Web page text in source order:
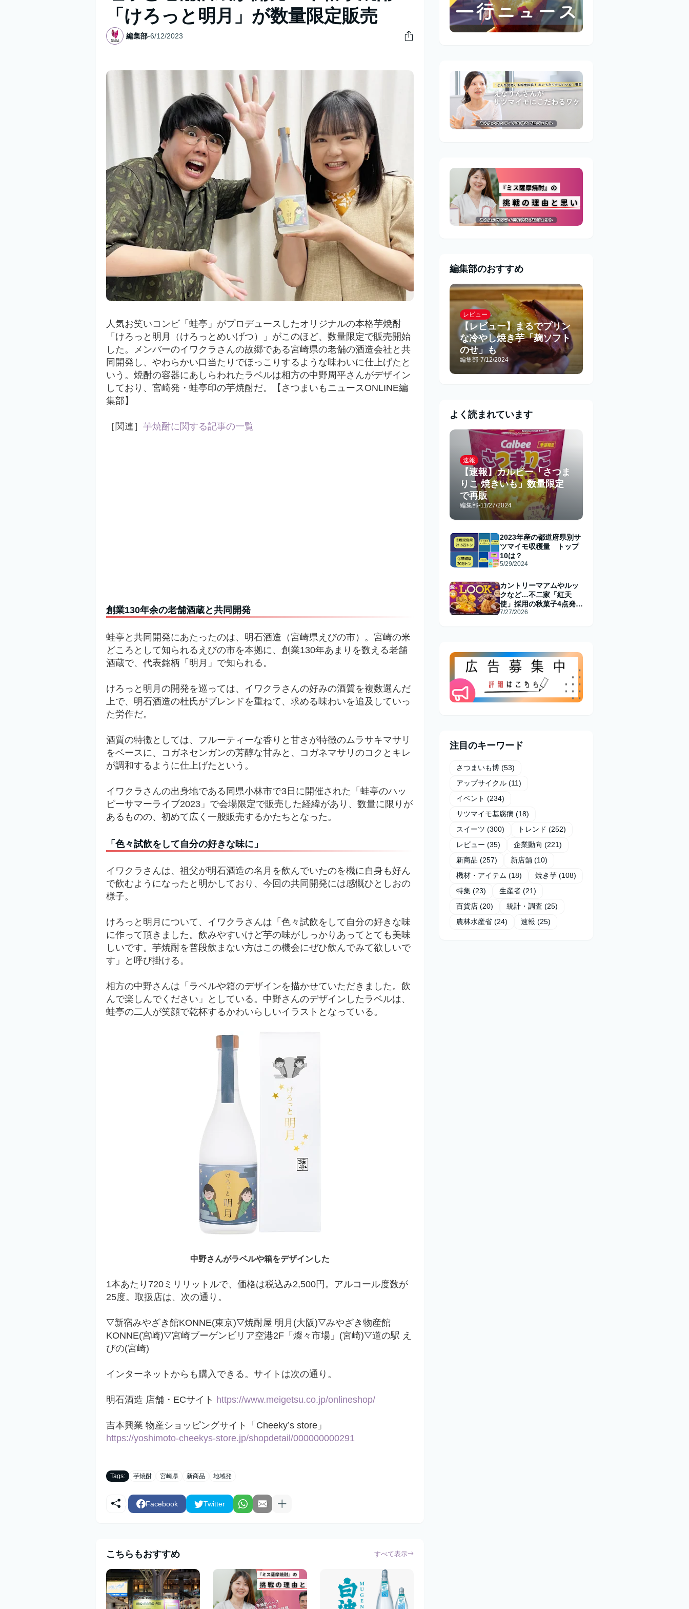
「けろっと明月」が数量限定販売
編集部-6/12/2023
人気お笑いコンビ「 蛙亭 」がプロデュースしたオリジナルの本格芋焼酎
「けろっと明月（けろっとめいげつ）」がこのほど、数量限定で販売開始
した。メンバーのイワクラさんの故郷である宮崎県の老舗の酒造会社と共
同開発し、やわらかい口当たりでほっこりするような味わいに仕上げたと
いう。焼酎の容器にあしらわれた ラベルは相方の中野周平さんがデザイン
しており、宮崎発・蛙亭印の芋焼酎だ。【さつまいもニュースONLINE編
集部】
［関連］ 芋焼酎に関する記事の一覧
創業130年余の老舗酒蔵と共同開発
蛙亭と共同開発にあたったのは、 明石酒造（宮崎県 えびの市）。宮崎の米
どころとして知られるえびの市を本拠に、創業130年あまりを数える老舗
酒蔵で、代表銘柄「明月」で知られる。
けろっと明月の開発を巡っては、イワクラさんの好みの酒質を複数選んだ
上で、明石酒造の杜氏がブレンドを重ねて、求める味わいを追及していっ
た労作だ。
酒質の特徴としては、フルーティーな香りと甘さが特徴のムラサキマサリ
をベースに、コガネセンガンの芳醇な甘みと、コガネマサリのコクとキレ
が調和するように仕上げたという。
イワクラさんの出身地である同県小林市で3日に開催された「 蛙亭のハッ
ピーサマーライブ2023 」で会場限定で販売した経緯があり、数量に限りが
あるものの、初めて広く一般販売するかたちとなった。
「色々試飲をして自分の好きな味に」
イワクラさんは、祖父が明石酒造の名月を飲んでいたのを機に自身も好ん
で飲むようになったと明かしており、今回の共同開発には感慨ひとしおの
様子。
けろっと明月について、イワクラさんは「 色々試飲をして自分の好きな味
に作って頂きました。 飲みやすいけど芋の味がしっかりあってとても美味
しいです。 芋焼酎を普段飲まない方はこの機会にぜひ飲んでみて欲しいで
す」と呼び掛ける。
相方の中野さんは「ラベルや箱のデザインを描かせていただきました。 飲
んで楽しんでください」としている。中野さんのデザインしたラベルは、
蛙亭の二人が笑顔で乾杯するかわいらしいイラストとなっている。
中野さんがラベルや箱をデザインした
1本あたり720ミリリットルで、 価格は税込み2,500円。アルコール度数が
25度。 取扱店は、次の通り。
▽新宿みやざき館KONNE(東京)▽焼酎屋 明月(大阪)▽みやざき物産館
KONNE(宮崎)▽宮崎ブーゲンビリア空港2F「燦々市場」(宮崎)▽道の駅 え
びの(宮崎)
インターネットからも購入できる。サイトは次の通り。
明石酒造 店舗・ECサイト https://www.meigetsu.co.jp/onlineshop/
吉本興業 物産ショッピングサイト「Cheeky’s store」
https://yoshimoto-cheekys-store.jp/shopdetail/000000000291
Tags: 芋焼酎 宮崎県 新商品 地域発
Facebook Twitter
こちらもおすすめ すべて表示
編集部のおすすめ
レビュー
【レビュー】まるでプリン
な冷やし焼き芋「麹ソフト
のせ」も
編集部-7/12/2024
よく読まれています
速報
【速報】カルビー「さつま
りこ 焼きいも」数量限定
で再販
編集部-11/27/2024
2023年産の都道府県別サ
ツマイモ収穫量 トップ
10は？
5/29/2024
カントリーマアムやルッ
クなど…不二家「紅天
使」採用の秋菓子4点発売
へ
7/27/2026
注目のキーワード
さつまいも博 (53)
アップサイクル (11)
イベント (234)
サツマイモ基腐病 (18)
スイーツ (300) トレンド (252)
レビュー (35) 企業動向 (221)
新商品 (257) 新店舗 (10)
機材・アイテム (18) 焼き芋 (108)
特集 (23) 生産者 (21)
百貨店 (20) 統計・調査 (25)
農林水産省 (24) 速報 (25)